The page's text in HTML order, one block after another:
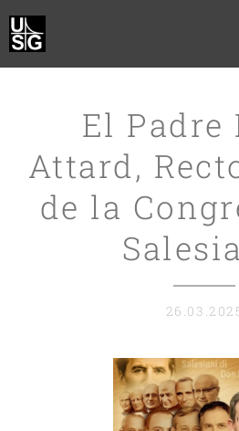
El Padre
Attard,
de la